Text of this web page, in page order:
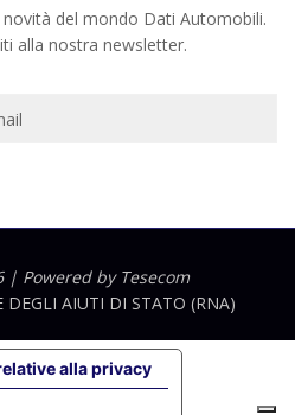
del mondo Dati Automobili.
alla nostra newsletter.
| Powered by Tesecom
DEGLI AIUTI DI STATO (RNA)
alla privacy